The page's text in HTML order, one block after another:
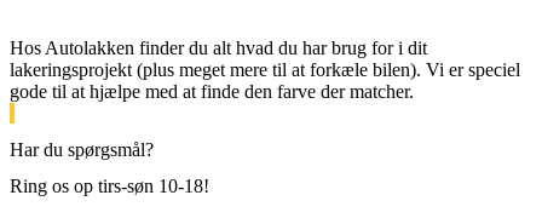
Hos Autolakken finder du alt hvad du har brug for i dit
lakeringsprojekt (plus meget mere til at forkæle bilen). Vi er speciel
gode til at hjælpe med at finde den farve der matcher.
Har du spørgsmål?
Ring os op tirs-søn 10-18!